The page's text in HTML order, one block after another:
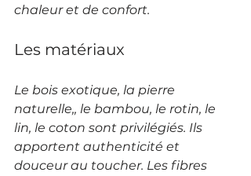
chaleur et de confort.
Les matériaux
Le bois exotique, la pierre
naturelle,, le bambou, le rotin, le
lin, le coton sont privilégiés. Ils
apportent authenticité et
douceur au toucher. Les fibres